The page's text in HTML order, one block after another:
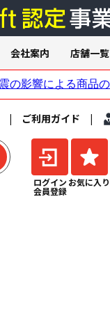
| ご利用ガイド |
ログイン
会員登録
お気に入り
会社案内 店舗一覧